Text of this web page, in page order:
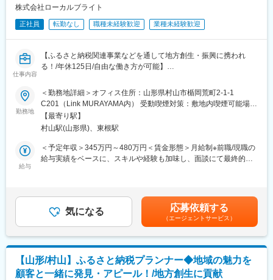
◇自治体様との面談や連携、調整
◇既存事業者様との調整や協力
◇返礼品の企画立案および提案
◇新規返礼品提供事業者の開拓
◇マーケティング戦略の立案と実行
◇各拠点のメンバーの指導および教育
◇チーム全体のパフォーマンス向上と目標達成のためのリーダー
■配属先の情報：
現在、20代から30代のメンバー6名で構成されています。リーダ
ーとして、これらのメンバーをまとめ、組織の成長を推進してい
■働き方および福利厚生：
◇本社研修について（本社勤務以外）
本社（島原）で約1ヶ月間の研修を行うことがあります。その際に
は社宅を利用いただけます。
◇充実した福利厚生
服装や髪色の自由、書籍購入のリクエスト制度、1時間単位での有
給取得が可能です。
株式会社ローカルブライト
正社員 転勤なし 職種未経験歓迎 業種未経験歓迎
仕事内容
【ふるさと納税関連事業などを通して地方創生・振興に携われ
る！/年休125日/自由な働き方が可能】
■魅力
・ふるさと納税事業を通して地域の魅力を発見、ブラッシュアッ
プし地域振興に貢献することができます！
・営業未経験でも活躍している社員多数！顧客の課題を抽出する
ことが重要なポジションのため、傾聴力がある方が活躍していま
す！
のコンサルティングを通じて、ふるさと納税事業の成長を支援す
るプランニング業務に従事いただきます。
返礼品出品（基本フローに沿って返礼品出品まで対応）
事業者との連絡、返礼品に関する打ち合わせ、出荷に伴う各種
調整、出品後のフォロー,在庫管理
勤務地
＜勤務地詳細＞オフィス住所：山形県村山市楯岡荒町2-1-1
C201（Link MURAYAMA内） 受動喫煙対策：敷地内喫煙可能場所
あり変更の範囲：無
【最寄り駅】
村山駅(山形県)、東根駅
給与
＜予定年収＞345万円～480万円＜賃金形態＞月給制※前職/現職の
給与実績をベースに、スキルや経験も加味し、面談にて最終的な
も目安の金額であり、選考を通じて上下する可能性があります。
月給(月額)は固定手当を含めた表記です。
気になる 応募依頼する
（エージェントサービス）
【山形/村山】ふるさと納税プランナー◆地域の魅力を
顧客と一緒に発見・アピール！/地方創生に貢献